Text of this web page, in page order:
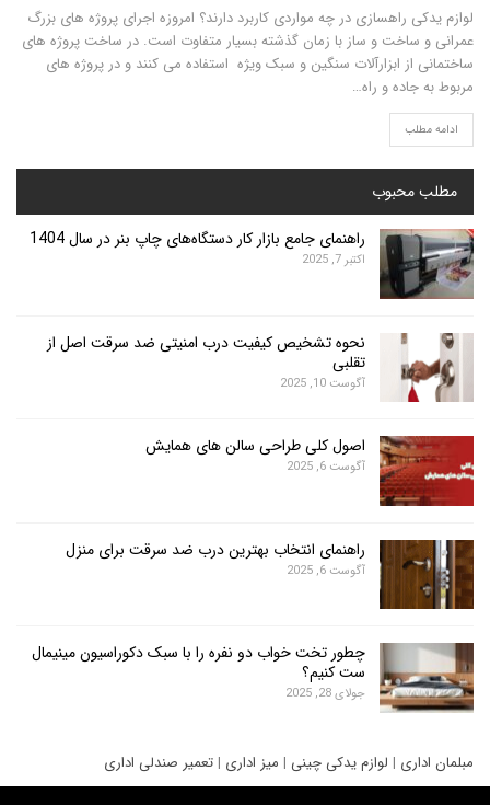
راهسازی در چه مواردی کاربرد دارند؟ امروزه اجرای پروژه های بزرگ
و ساز با زمان گذشته بسیار متفاوت است. در ساخت پروژه های
ابزارآلات سنگین و سبک ویژه استفاده می کنند و در پروژه های
و راه…
راهنمای جامع بازار کار دستگاه‌های چاپ بنر در سال 1404
اکتبر 7, 2025
نحوه تشخیص کیفیت درب امنیتی ضد سرقت اصل از
تقلبی
آگوست 10, 2025
اصول کلی طراحی سالن های همایش
آگوست 6, 2025
راهنمای انتخاب بهترین درب ضد سرقت برای منزل
آگوست 6, 2025
چطور تخت خواب دو نفره را با سبک دکوراسیون مینیمال
ست کنیم؟
جولای 28, 2025
|لوازم یدکی چینی|میز اداری| تعمیر صندلی اداری